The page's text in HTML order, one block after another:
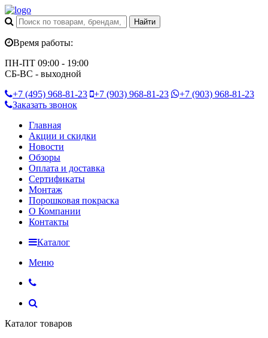
Время работы:
ПН-ПТ 09:00 - 19:00
СБ-ВС - выходной
+7 (495) 968-81-23 +7 (903) 968-81-23 +7 (903) 968-81-23
Заказать звонок
Главная
Акции и скидки
Новости
Обзоры
Оплата и доставка
Сертификаты
Монтаж
Порошковая покраска
О Компании
Контакты
Каталог
Меню
Каталог товаров